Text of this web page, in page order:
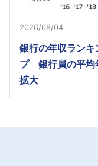
2026/08/04
銀行の年収ラン
プ 銀行員の平均
拡大